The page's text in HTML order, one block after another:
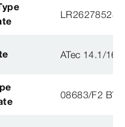
ATec 14.1/16-
08683/F2 BV